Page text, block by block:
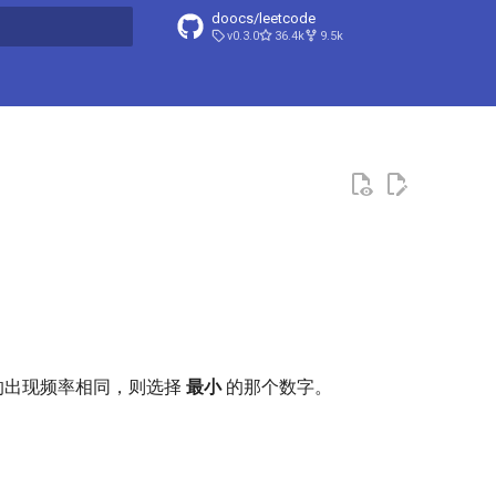
doocs/leetcode
v0.3.0 36.4k 9.5k
现频率相同，则选择 最小 的那个数字。